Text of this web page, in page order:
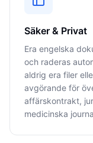
Säker & Privat
Era engelska
och raderas
aldrig era filer
avgörande för
affärskontrakt,
medicinska